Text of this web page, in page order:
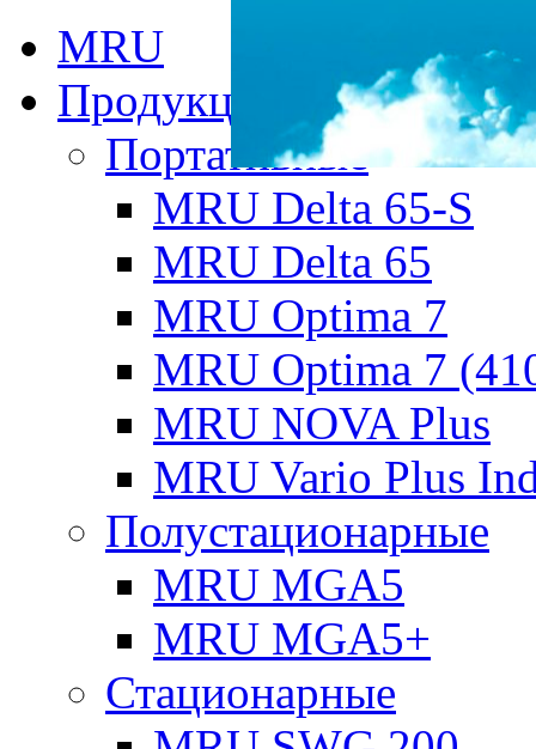
MRU
Продукция MRU
Портативные
MRU Delta 65-S
MRU Delta 65
MRU Optima 7
MRU Optima 7
MRU NOVA Plus
MRU Vario Plus
Полустационарные
MRU MGA5
MRU MGA5+
Стационарные